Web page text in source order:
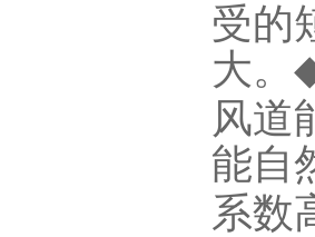
受的
大。
风道
能自
系数